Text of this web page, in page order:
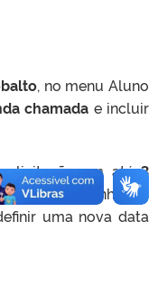
, no menu Aluno
chamada e incluir
em até3
encaminha ao
uma nova data